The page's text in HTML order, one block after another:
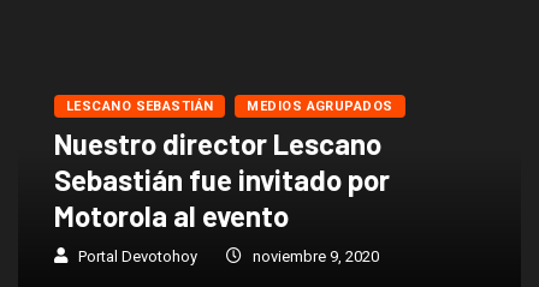
LESCANO SEBASTIÁN MEDIOS AGRUPADOS
Nuestro director Lescano
Sebastián fue invitado por
Motorola al evento
Portal Devotohoy noviembre 9, 2020